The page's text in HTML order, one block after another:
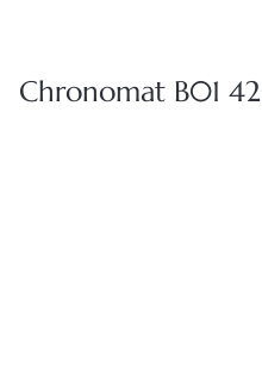
Chronomat B01 42